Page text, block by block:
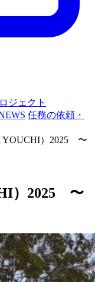
ジェクト
任務の依頼・
YOUCHI）2025 〜
）2025 〜